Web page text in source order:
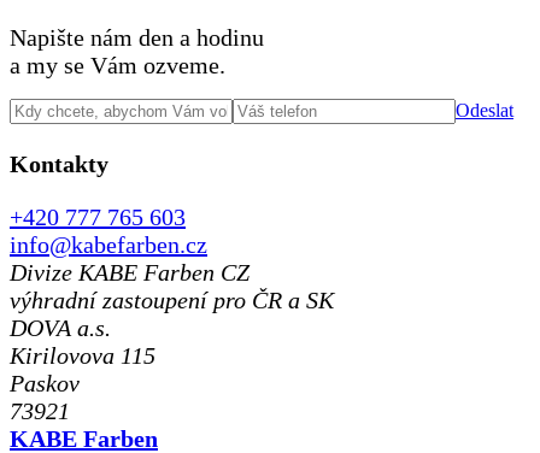
Napište nám den a hodinu
a my se Vám ozveme.
Odeslat
Kontakty
+420 777 765 603
info@kabefarben.cz
Divize KABE Farben CZ
výhradní zastoupení pro ČR a SK
DOVA a.s.
Kirilovova 115
Paskov
73921
KABE Farben